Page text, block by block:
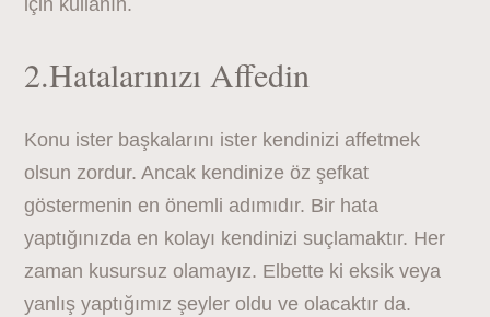
için kullanın.
2.Hatalarınızı Affedin
Konu ister başkalarını ister kendinizi affetmek
olsun zordur. Ancak kendinize öz şefkat
göstermenin en önemli adımıdır. Bir hata
yaptığınızda en kolayı kendinizi suçlamaktır. Her
zaman kusursuz olamayız. Elbette ki eksik veya
yanlış yaptığımız şeyler oldu ve olacaktır da.